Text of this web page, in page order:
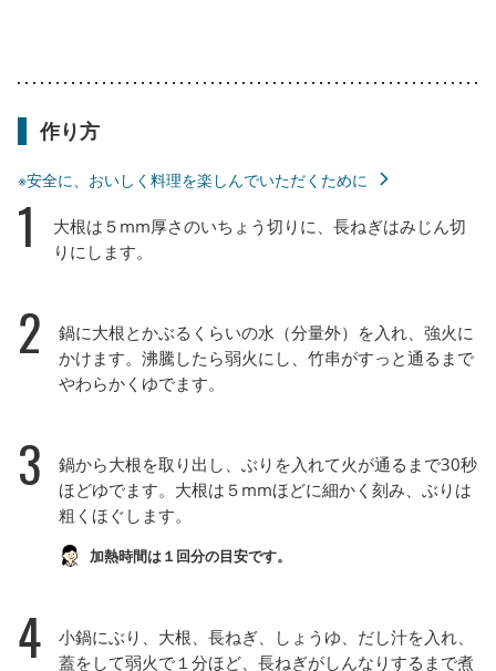
作り方
※安全に、おいしく料理を楽しんでいただくために
1
大根は５mm厚さのいちょう切りに、長ねぎはみじん切
りにします。
2
鍋に大根とかぶるくらいの水（分量外）を入れ、強火に
かけます。沸騰したら弱火にし、竹串がすっと通るまで
やわらかくゆでます。
3
鍋から大根を取り出し、ぶりを入れて火が通るまで30秒
ほどゆでます。大根は５mmほどに細かく刻み、ぶりは
粗くほぐします。
加熱時間は１回分の目安です。
4
小鍋にぶり、大根、長ねぎ、しょうゆ、だし汁を入れ、
蓋をして弱火で１分ほど、長ねぎがしんなりするまで煮